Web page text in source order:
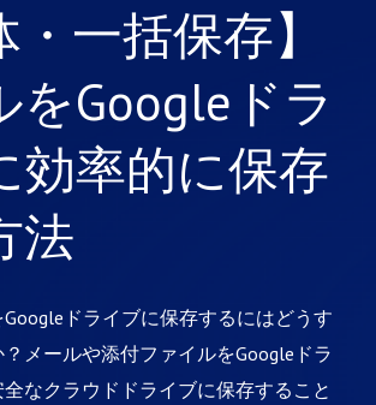
・一括保存】
をGoogleドラ
効率的に保存
法
ドライブに保存するにはどうす
メールや添付ファイルをGoogleドラ
なクラウドドライブに保存すること